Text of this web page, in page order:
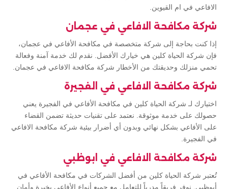
الافاعي في ام القيوين.
شركة مكافحة الافاعي في عجمان
إذا كنت بحاجة إلى شركة متخصصة في مكافحة الأفاعي في عجمان،
فإن شركة الحياة كلين هي خيارك الأفضل. نقدم لك خدمة آمنة وفعالة
تحمي منزلك وحديقتك من الأخطار شركة مكافحة الافاعي في عجمان.
شركة مكافحة الافاعي في الفجيرة
اختيارك لـ شركة الحياة كلين في مكافحة الأفاعي في الفجيرة يعني
حصولك على خدمة موثوقة. نعتمد على تقنيات حديثة تضمن القضاء
على الأفاعي بشكل نهائي وبدون أي أضرار بيئية شركة مكافحة الافاعي
في الفجيرة.
شركة مكافحة الافاعي في ابوظبي
تُعتبر شركة الحياة كلين من أفضل الشركات في مكافحة الأفاعي في
أبوظبي. نوفر فريقاً مدرباً للتعامل مع جميع أنواع الأفاعي بخبرة وأمان